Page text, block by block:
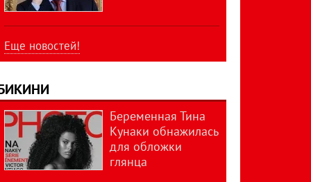
Еще новостей!
Беременная Тина
Кунаки обнажилась
для обложки
глянца